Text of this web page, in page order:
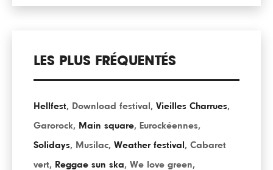
LES PLUS FRÉQUENTÉS
Hellfest, Download festival , Vieilles Charrues,
Garorock, Main square, Eurockéennes,
Solidays, Musilac, Weather festival , Cabaret
vert, Reggae sun ska, We love green,